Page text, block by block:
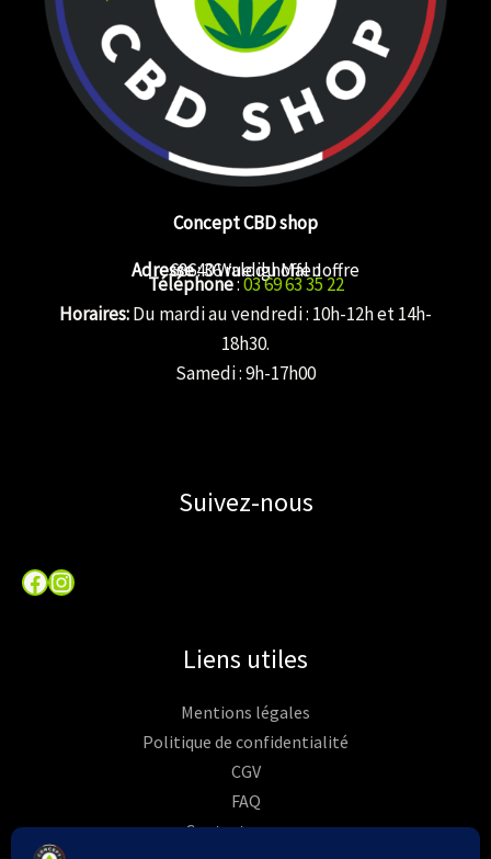
Concept CBD shop
Adresse: 36 rue du Mal Joffre
68640 Waldighoffen
Téléphone:03 69 63 35 22
Horaires:Du mardi au vendredi : 10h-12h et 14h-
18h30.
Samedi : 9h-17h00
Suivez-nous
Facebook
Instagram
Liens utiles
Mentions légales
Politique de confidentialité
CGV
FAQ
Contactez-nous